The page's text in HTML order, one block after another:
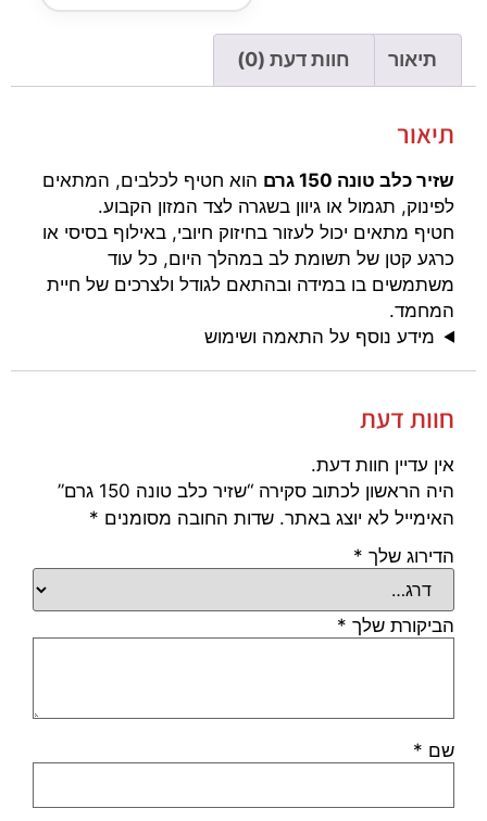
תיאור חוות דעת (0)
תיאור
שזיר כלב טונה 150 גרם
הוא חטיף לכלבים, המתאים
לפינוק, תגמול או גיוון בשגרה לצד המזון הקבוע.
חטיף מתאים יכול לעזור בחיזוק חיובי, באילוף בסיסי או
כרגע קטן של תשומת לב במהלך היום, כל עוד
משתמשים בו במידה ובהתאם לגודל ולצרכים של חיית
המחמד.
מידע נוסף על התאמה ושימוש
חוות דעת
אין עדיין חוות דעת.
היה הראשון לכתוב סקירה “שזיר כלב טונה 150 גרם”
האימייל לא יוצג באתר. שדות החובה מסומנים *
הדירוג שלך *
הביקורת שלך *
שם *